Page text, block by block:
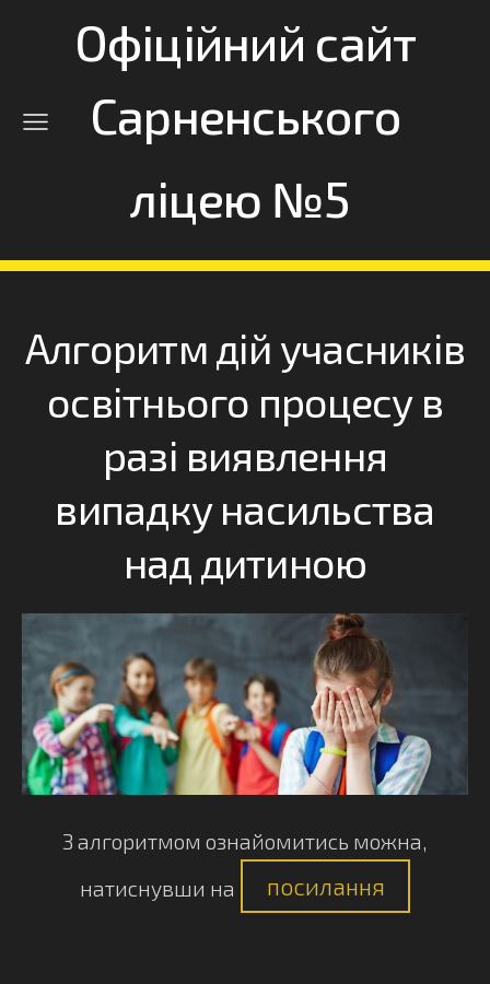
Офіційний сайт
Сарненського
ліцею №5
Алгоритм дій учасників
освітнього процесу в
разі виявлення
випадку насильства
над дитиною
З алгоритмом ознайомитись можна,
натиснувши на
посилання